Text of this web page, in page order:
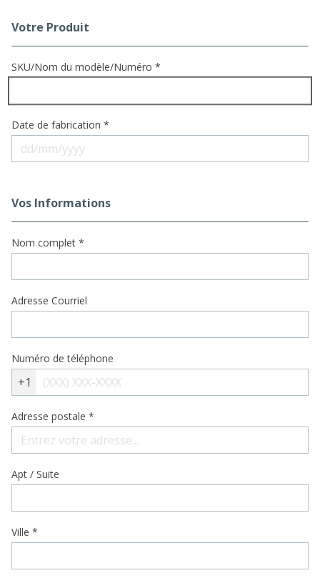
Registration Form
Votre Produit
SKU/Nom du modèle/Numéro *
Date de fabrication *
Vos Informations
Nom complet *
Adresse Courriel
Numéro de téléphone
+1
Adresse postale *
Apt / Suite
Ville *